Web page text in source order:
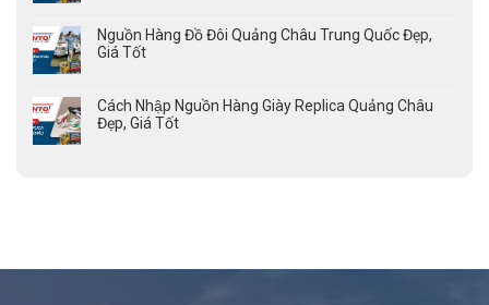
Nguồn Hàng Đồ Đôi Quảng Châu Trung Quốc Đẹp,
Giá Tốt
Cách Nhập Nguồn Hàng Giày Replica Quảng Châu
Đẹp, Giá Tốt